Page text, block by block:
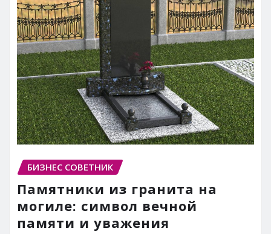
БИЗНЕС СОВЕТНИК
Памятники из гранита на
могиле: символ вечной
памяти и уважения